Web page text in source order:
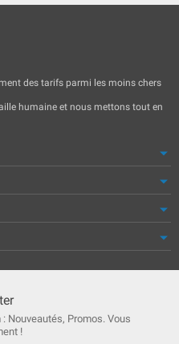
des tarifs parmi les moins chers
humaine et nous mettons tout en
Nouveautés, Promos. Vous
!